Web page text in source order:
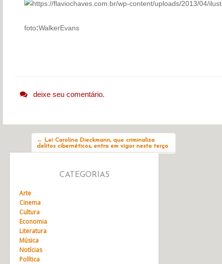
foto:WalkerEvans
deixe seu comentário.
←
Lei Carolina Dieckmann, que criminaliza
delitos cibernéticos, entra em vigor nesta terça
CATEGORIAS
Arte
Cinema
Cultura
Economia
Literatura
Música
Notícias
Política